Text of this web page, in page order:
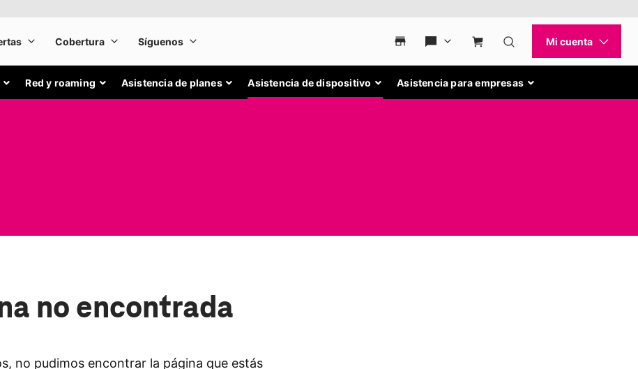
Red y roaming Asistencia de planes Asistencia de dispositivo Asistencia para empresas